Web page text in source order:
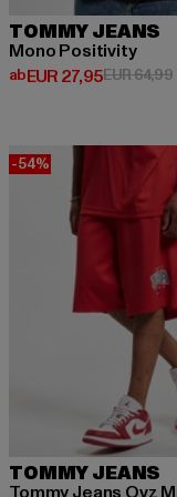
TOMMY JEANS
Mono Positivity
abEUR 27,95
Derzeitiger Preis: ab
EUR 64,99
-54%
TOMMY JEANS